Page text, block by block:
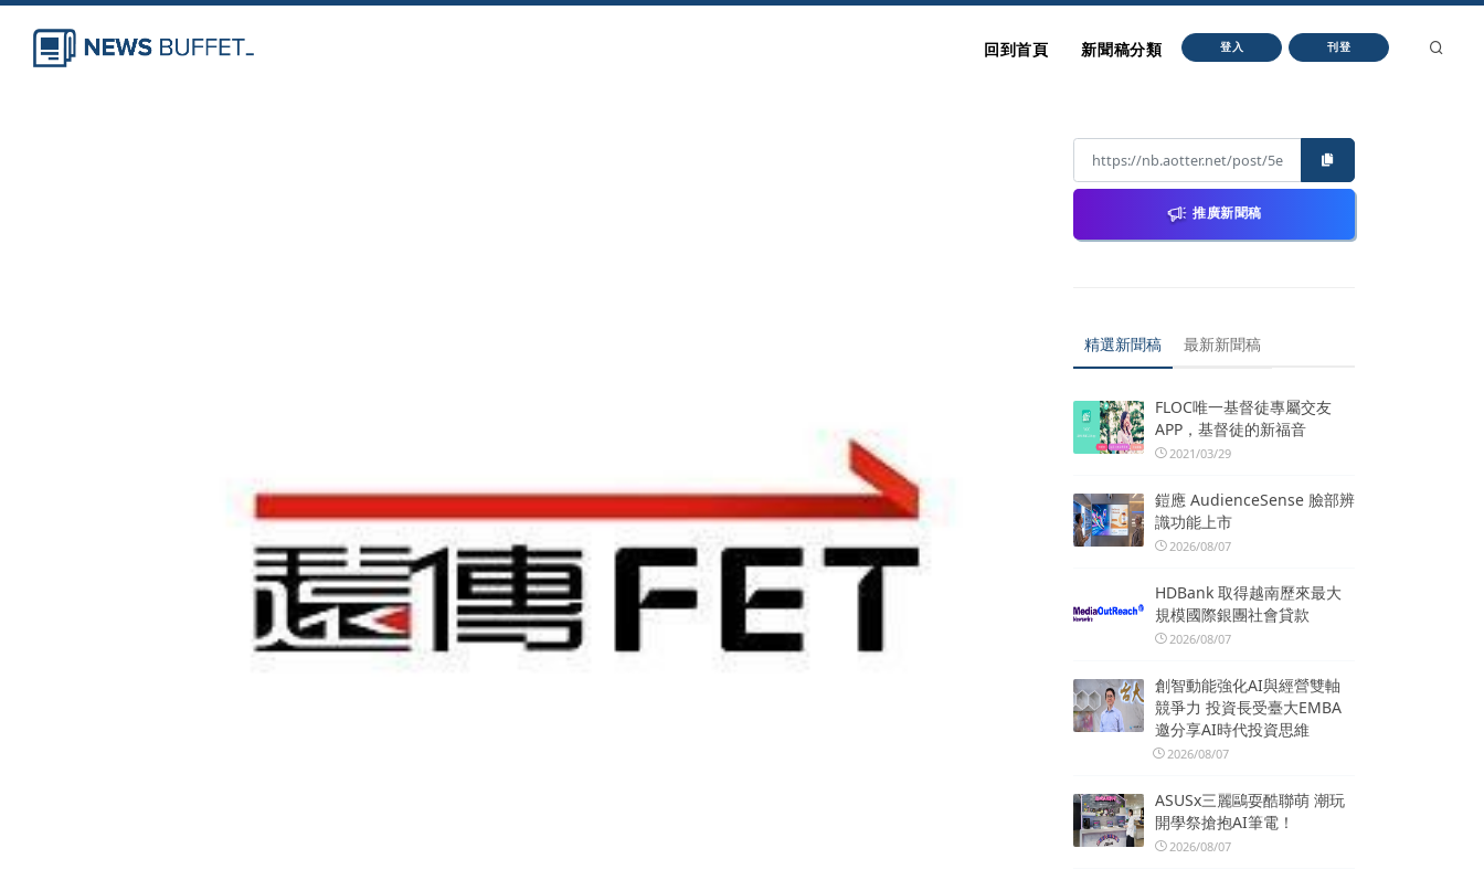
回到首頁 新聞稿分類 登入 刊登
推廣新聞稿
精選新聞稿 最新新聞稿
FLOC唯一基督徒專屬交友
APP，基督徒的新福音
2021/03/29
鎧應 AudienceSense 臉部辨
識功能上市
2026/08/07
HDBank 取得越南歷來最大
規模國際銀團社會貸款
2026/08/07
創智動能強化AI與經營雙軸
競爭力 投資長受臺大EMBA
邀分享AI時代投資思維
2026/08/07
ASUSx三麗鷗耍酷聯萌 潮玩
開學祭搶抱AI筆電！
2026/08/07